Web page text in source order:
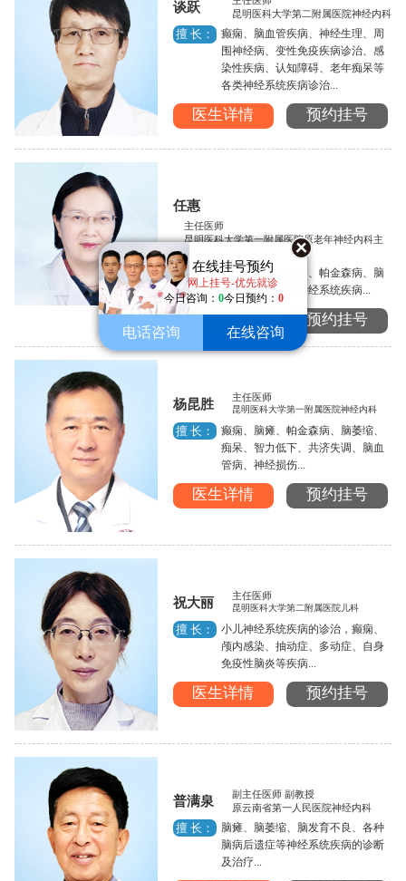
在线挂号预约
网上挂号-优先就诊
今日咨询： 0今日预约： 0
电话咨询 在线咨询
谈跃
昆明医科大学第二附属医院神经内科
擅 长：
癫痫、脑血管疾病、神经生理、周
围神经病、变性免疫疾病诊治、感
染性疾病、认知障碍、老年痴呆等
各类神经系统疾病诊治...
医生详情 预约挂号
任惠
主任医师
昆明医科大学第一附属医院原老年神经内科主
任
擅 长： 癫痫的诊断与治疗、帕金森病、脑
血管病以及各类神经系统疾病...
医生详情 预约挂号
杨昆胜 主任医师
昆明医科大学第一附属医院神经内科
擅 长：
癫痫、脑瘫、帕金森病、脑萎缩、
痴呆、智力低下、共济失调、脑血
管病、神经损伤...
医生详情 预约挂号
祝大丽 主任医师
昆明医科大学第二附属医院儿科
擅 长：
小儿神经系统疾病的诊治，癫痫、
颅内感染、抽动症、多动症、自身
免疫性脑炎等疾病...
医生详情 预约挂号
普满泉
副主任医师 副教授
原云南省第一人民医院神经内科
擅 长：
脑瘫、脑萎缩、脑发育不良、各种
脑病后遗症等神经系统疾病的诊断
及治疗...